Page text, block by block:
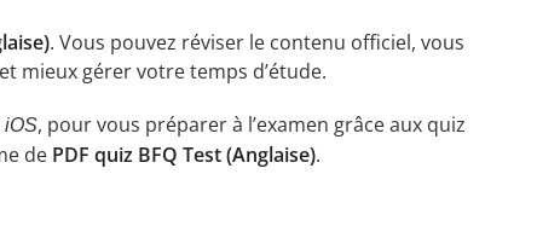
. Vous pouvez réviser le contenu officiel, vous
mieux gérer votre temps d’étude.
iOS, pour vous préparer à l’examen grâce aux quiz
de PDF quiz BFQ Test (Anglaise).